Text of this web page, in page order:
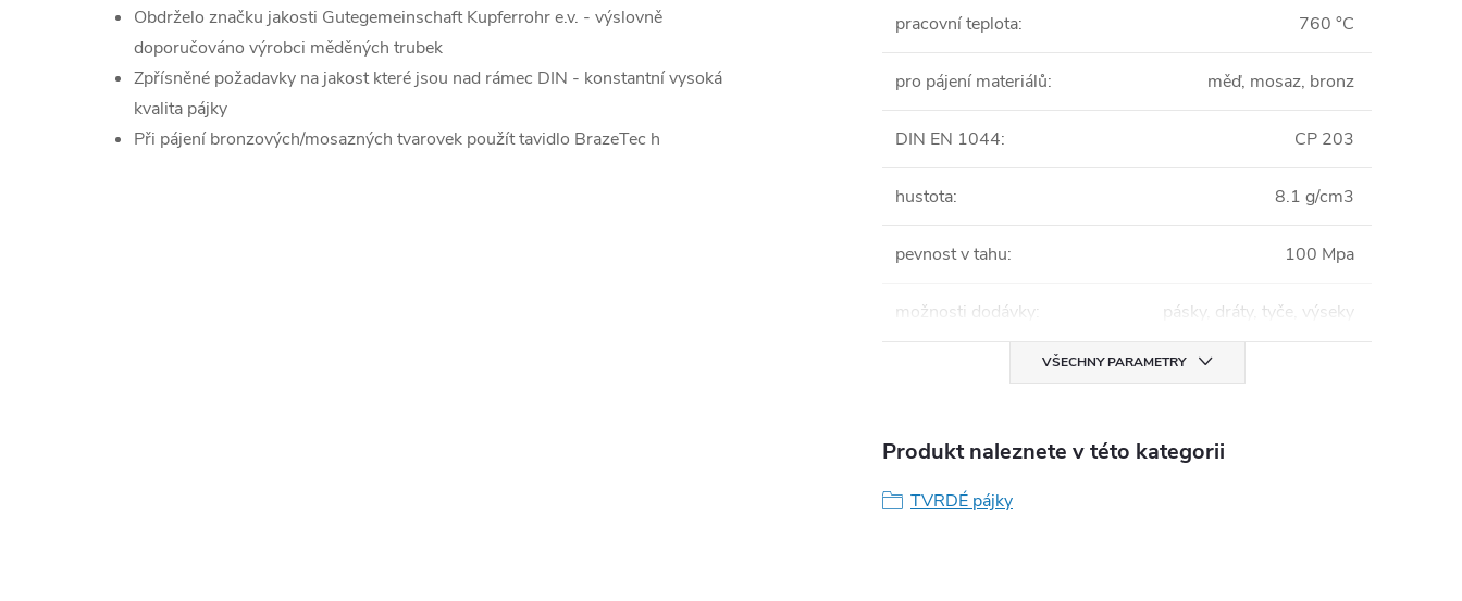
Obdrželo značku jakosti Gutegemeinschaft Kupferrohr e.v. - výslovně
doporučováno výrobci měděných trubek
Zpřísněné požadavky na jakost které jsou nad rámec DIN - konstantní vysoká
kvalita pájky
Při pájení bronzových/mosazných tvarovek použít tavidlo BrazeTec h
pracovní teplota: 760 °C
pro pájení materiálů: měď, mosaz, bronz
DIN EN 1044: CP 203
hustota: 8.1 g/cm3
pevnost v tahu: 100 Mpa
možnosti dodávky: pásky, dráty, tyče, výseky
VŠECHNY PARAMETRY
Produkt naleznete v této kategorii
TVRDÉ pájky